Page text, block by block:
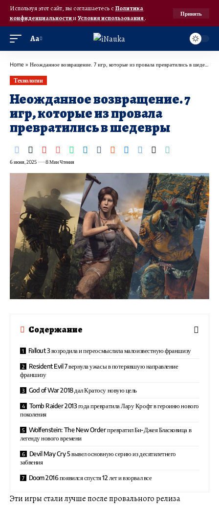
Используя этот сайт, вы соглашаетесь с Политика
конфиденциальностииУсловия использования.
Принять
Аа
Home » Неожданное возвращение. 7 игр, которые из провала превратились в шедевры
Технологии
Неожданное возвращение. 7
игр, которые из провала
превратились в шедевры
6 июня, 2025 8 Мин Чтения
Содержание
Fallout 3 возродила и переосмыслила малоизвестную франшизу
Resident Evil 7 вернула ужасы в потерявшую направление
франшизу
God of War 2018 дал Кратосу новую цель
Tomb Raider 2013 года превратила Лару Крофт в героиню нового
поколения
Wolfenstein: The New Order превратил Би-Джея Бласковица в
легенду нового времени
Devil May Cry 5 вывел основную серию из десятилетнего
забвения
Doom 2016 появился спустя 12 лет и взорвал все
Эти игры стали лучше после провального релиза